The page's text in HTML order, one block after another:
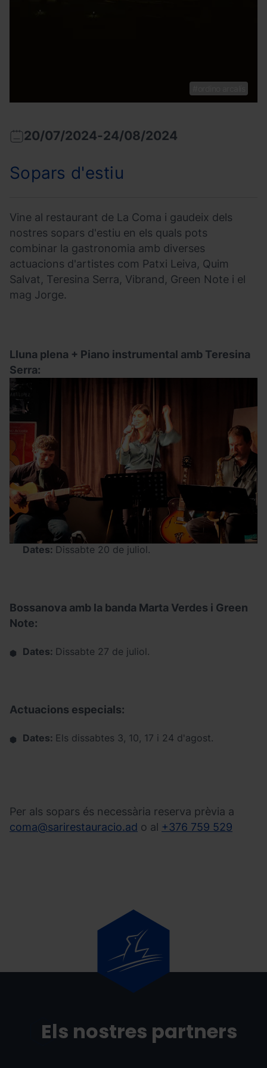
20/07/2024-24/08/2024
Sopars d'estiu
Vine al restaurant de La Coma i gaudeix dels
nostres sopars d'estiu en els quals pots
combinar la gastronomia amb diverses
actuacions d'artistes com Patxi Leiva, Quim
Salvat, Teresina Serra, Vibrand, Green Note i el
mag Jorge.
Lluna plena + Piano instrumental amb Teresina
Serra:
Dates: Dissabte 20 de juliol.
Bossanova amb la banda Marta Verdes i Green
Note:
Dates: Dissabte 27 de juliol.
Actuacions especials:
Dates: Els dissabtes 3, 10, 17 i 24 d'agost.
Per als sopars és necessària reserva prèvia a
coma@sarirestauracio.ad o al +376 759 529
Els nostres partners